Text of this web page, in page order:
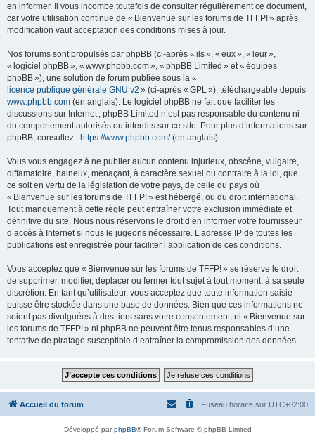
en informer. Il vous incombe toutefois de consulter régulièrement ce document,
car votre utilisation continue de « Bienvenue sur les forums de TFFP! » après
modification vaut acceptation des conditions mises à jour.
Nos forums sont propulsés par phpBB (ci-après « ils », « eux », « leur »,
« logiciel phpBB », « www.phpbb.com », « phpBB Limited » et « équipes
phpBB »), une solution de forum publiée sous la «
licence publique générale GNU v2 » (ci-après « GPL »), téléchargeable depuis
www.phpbb.com (en anglais). Le logiciel phpBB ne fait que faciliter les
discussions sur Internet ; phpBB Limited n’est pas responsable du contenu ni
du comportement autorisés ou interdits sur ce site. Pour plus d’informations sur
phpBB, consultez : https://www.phpbb.com/(en anglais).
Vous vous engagez à ne publier aucun contenu injurieux, obscène, vulgaire,
diffamatoire, haineux, menaçant, à caractère sexuel ou contraire à la loi, que
ce soit en vertu de la législation de votre pays, de celle du pays où
« Bienvenue sur les forums de TFFP! » est hébergé, ou du droit international.
Tout manquement à cette règle peut entraîner votre exclusion immédiate et
définitive du site. Nous nous réservons le droit d’en informer votre fournisseur
d’accès à Internet si nous le jugeons nécessaire. L’adresse IP de toutes les
publications est enregistrée pour faciliter l’application de ces conditions.
Vous acceptez que « Bienvenue sur les forums de TFFP! » se réserve le droit
de supprimer, modifier, déplacer ou fermer tout sujet à tout moment, à sa seule
discrétion. En tant qu’utilisateur, vous acceptez que toute information saisie
puisse être stockée dans une base de données. Bien que ces informations ne
soient pas divulguées à des tiers sans votre consentement, ni « Bienvenue sur
les forums de TFFP! » ni phpBB ne peuvent être tenus responsables d’une
tentative de piratage susceptible d’entraîner la compromission des données.
Accueil du forum Fuseau horaire sur UTC+02:00
Développé parphpBB® Forum Software © phpBB Limited